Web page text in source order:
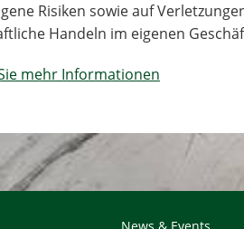
Risiken sowie auf
Handeln im eigenen
mehr Informationen